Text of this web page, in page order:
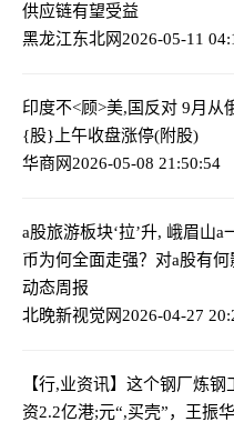
供应链有望受益
黑龙江东北网2026-05-11
印度不<顾>美,国反对 9月从
{股}上午收盘涨停(附股)
华商网2026-05-08 21:50:54
a股旅游板块‘拉’升, 峨眉山a
币为何全面走强？对a股有
动态周报
北晚新视觉网2026-04-27
【行,业资讯】这个钢厂炼钢
资2.2亿港;元“,买壳”，王振